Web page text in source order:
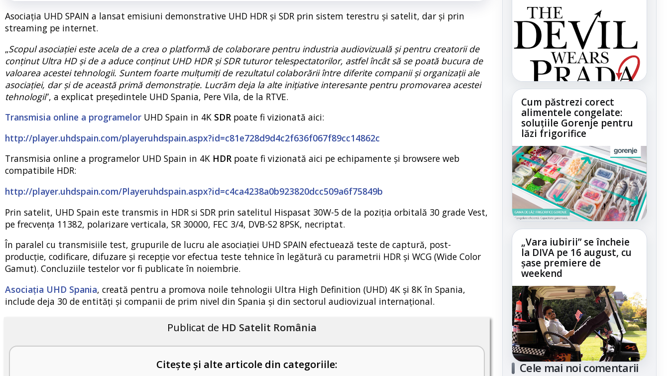
Asociația UHD SPAIN a lansat emisiuni demonstrative UHD HDR și SDR prin sistem terestru și satelit, dar și prin
streaming pe internet.
„Scopul asociației este acela de a crea o platformă de colaborare pentru industria audiovizuală și pentru creatorii de
conținut Ultra HD și de a aduce conținut UHD HDR și SDR tuturor telespectatorilor, astfel încât să se poată bucura de
valoarea acestei tehnologii. Suntem foarte mulțumiți de rezultatul colaborării între diferite companii și organizații ale
asociației, dar și de această primă demonstrație. Lucrăm deja la alte inițiative interesante pentru promovarea acestei
tehnologii”, a explicat președintele UHD Spania, Pere Vila, de la RTVE.
Transmisia online a programelor UHD Spain in 4K SDR poate fi vizionată aici:
http://player.uhdspain.com/playeruhdspain.aspx?id=c81e728d9d4c2f636f067f89cc14862c
Transmisia online a programelor UHD Spain in 4K HDR poate fi vizionată aici pe echipamente și browsere web
compatibile HDR:
http://player.uhdspain.com/Playeruhdspain.aspx?id=c4ca4238a0b923820dcc509a6f75849b
Prin satelit, UHD Spain este transmis in HDR si SDR prin satelitul Hispasat 30W-5 de la poziția orbitală 30 grade Vest,
pe frecvența 11382, polarizare verticala, SR 30000, FEC 3/4, DVB-S2 8PSK, necriptat.
În paralel cu transmisiile test, grupurile de lucru ale asociației UHD SPAIN efectuează teste de captură, post-
producție, codificare, difuzare și recepție vor efectua teste tehnice în legătură cu parametrii HDR și WCG (Wide Color
Gamut). Concluziile testelor vor fi publicate în noiembrie.
Asociația UHD Spania, creată pentru a promova noile tehnologii Ultra High Definition (UHD) 4K și 8K în Spania,
include deja 30 de entități și companii de prim nivel din Spania și din sectorul audiovizual internațional.
Publicat de HD Satelit România
Citește și alte articole din categoriile:
Cum păstrezi corect
alimentele congelate:
soluțiile Gorenje pentru
lăzi frigorifice
„Vara iubirii” se încheie
la DIVA pe 16 august, cu
șase premiere de
weekend
Cele mai noi comentarii